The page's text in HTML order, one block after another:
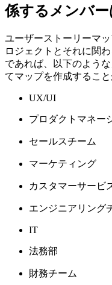
係するメンバー
ユーザーストーリーマ
ロジェクトとそれに関
であれば、以下のよう
てマップを作成すること
UX/UI
プロダクトマネー
セールスチーム
マーケティング
カスタマーサービ
エンジニアリング
IT
法務部
財務チーム